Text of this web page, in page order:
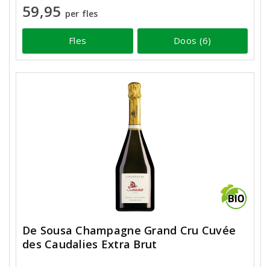
59,95 per fles
Fles Doos (6)
De Sousa Champagne Grand Cru Cuvée
des Caudalies Extra Brut